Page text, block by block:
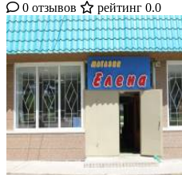
0 отзывов
рейтинг 0.0